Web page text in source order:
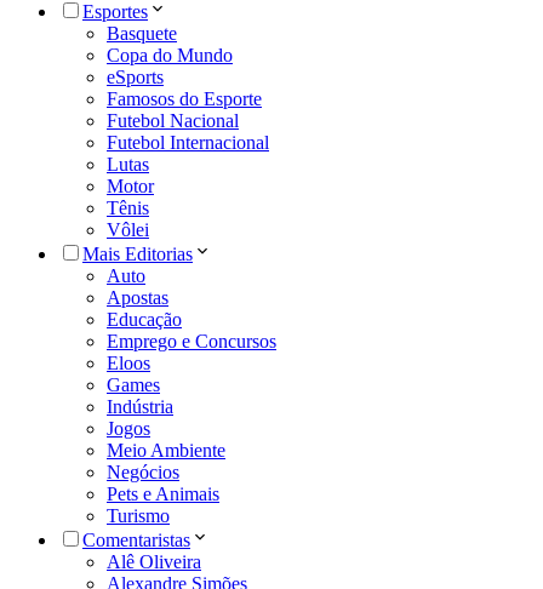
Esportes
Basquete
Copa do Mundo
eSports
Famosos do Esporte
Futebol Nacional
Futebol Internacional
Lutas
Motor
Tênis
Vôlei
Mais Editorias
Auto
Apostas
Educação
Emprego e Concursos
Eloos
Games
Indústria
Jogos
Meio Ambiente
Negócios
Pets e Animais
Turismo
Comentaristas
Alê Oliveira
Alexandre Simões